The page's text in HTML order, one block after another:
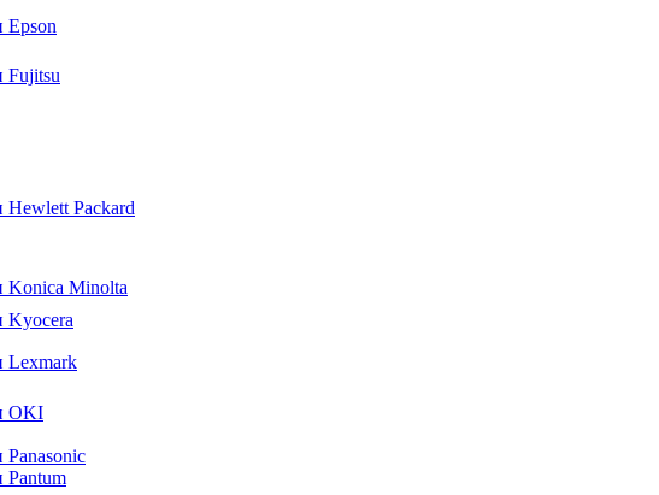
Epson
Fujitsu
Hewlett Packard
Konica Minolta
Kyocera
Lexmark
OKI
Pantum